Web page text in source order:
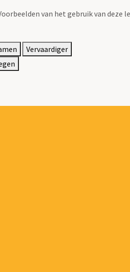
van het gebruik van deze
Vervaardiger